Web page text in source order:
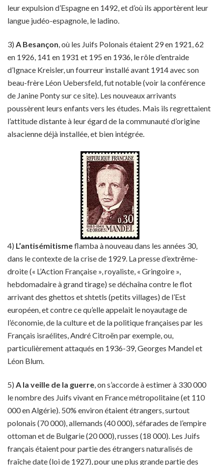
leur expulsion d’Espagne en 1492, et d’où ils apportèrent leur
langue judéo-espagnole, le ladino.
3) A Besançon, où les Juifs Polonais étaient 29 en 1921, 62
en 1926, 141 en 1931 et 195 en 1936, le rôle d’entraide
d’Ignace Kreisler, un fourreur installé avant 1914 avec son
beau-frère Léon Uebersfeld, fut notable (voir la conférence
de Janine Ponty sur ce site). Les nouveaux arrivants
poussèrent leurs enfants vers les études. Mais ils regrettaient
l’attitude distante à leur égard de la communauté d’origine
alsacienne déjà installée, et bien intégrée.
4) L’antisémitismeflamba à nouveau dans les années 30,
dans le contexte de la crise de 1929. La presse d’extrême-
droite (« L’Action Française », royaliste, « Gringoire »,
hebdomadaire à grand tirage) se déchaîna contre le flot
arrivant des ghettos et shtetls (petits villages) de l’Est
européen, et contre ce qu’elle appelait le noyautage de
l’économie, de la culture et de la politique françaises par les
Français israélites, André Citroën par exemple, ou,
particulièrement attaqués en 1936-39, Georges Mandel et
Léon Blum.
5) A la veille de la guerre, on s’accorde à estimer à 330 000
le nombre des Juifs vivant en France métropolitaine (et 110
000 en Algérie). 50% environ étaient étrangers, surtout
polonais (70 000), allemands (40 000), séfarades de l’empire
ottoman et de Bulgarie (20 000), russes (18 000). Les Juifs
français étaient pour partie des étrangers naturalisés de
fraîche date (loi de 1927), pour une plus grande partie des